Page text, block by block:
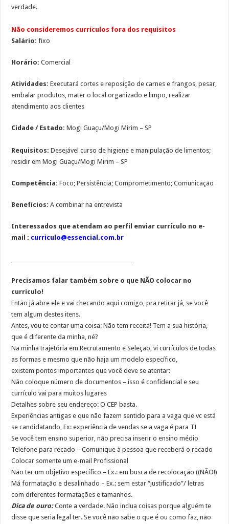
verdade.
Não consideremos currículos fora dos requisitos
Salário: fixo
Horário:Comercial
Atividades:Executará cortes e reposição de carnes e frangos, pesar,
embalar produtos, mater o local organizado e limpo, realizar
atendimento aos clientes
Cidade / Estado: Mogi Guaçu/Mogi Mirim – SP
Requisitos:Desejável curso de higiene e manipulação de limentos;
residir em Mogi Guaçu/Mogi Mirim – SP
Competência:Foco; Persistência; Comprometimento; Comunicação
Benefícios:A combinar na entrevista
Interessados que atendam ao perfil enviar currículo no e-
mail : curriculo@essencial.com.br
Precisamos falar também sobre o que NÃO colocar no
currículo!
Então já abre ele e vai checando aqui comigo, pra retirar já, se você
tem algum destes itens.
Antes, vou te contar uma coisa: Não tem receita! Tem a sua história,
que é diferente da minha, né?
Na minha trajetória em Recrutamento e Seleção, vi currículos de todas
as formas e mesmo que não haja um modelo específico,
existem pontos importantes que você deve se atentar:
Não coloque número de documentos – isso é confidencial e seu
currículo vai para muitos lugares
Detalhes sobre seu endereço: O CEP basta.
Experiências antigas e que não fazem sentido para a vaga que vc está
se candidatando, Ex: experiência de vendas se a vaga é para TI
Se você tem ensino superior, não precisa inserir o ensino médio
Telefone para recado – Comunique à pessoa que receberá o recado
Colocar somente um e-mail Profissional
Não ter um objetivo específico – Ex.: em busca de recolocação ((NÃO!)
Má formatação e desalinhado – Ex.: sem estar “justificado”/ letras
com diferentes formatações e tamanhos.
Dica de ouro: Conte a verdade. Não inclua coisas porque alguém te
disse que seria legal ter. Se você não sabe o que é ou como faz, não